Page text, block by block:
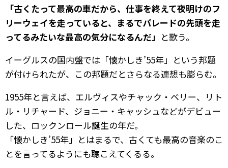
「古くたって最高の車だから、仕事を終えて夜明けのフ
リーウェイを走っていると、まるでパレードの先頭を走
ってるみたいな最高の気分になるんだ」 と歌う。
イーグルスの国内盤では「懐かしき’55年」という邦題
が付けられたが、この邦題だとさらなる連想も膨らむ。
1955年と言えば、エルヴィスやチャック・ベリー、リト
ル・リチャード、ジョニー・キャッシュなどがデビュー
した、ロックンロール誕生の年だ。
「懐かしき’55年」とはまるで、古くても最高の音楽のこ
とを言ってるようにも聴こえてくるる。